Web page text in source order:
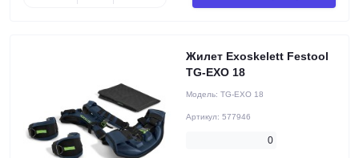
Жилет Exoskelett Festool
TG-EXO 18
Модель: TG-EXO 18
Артикул: 577946
0